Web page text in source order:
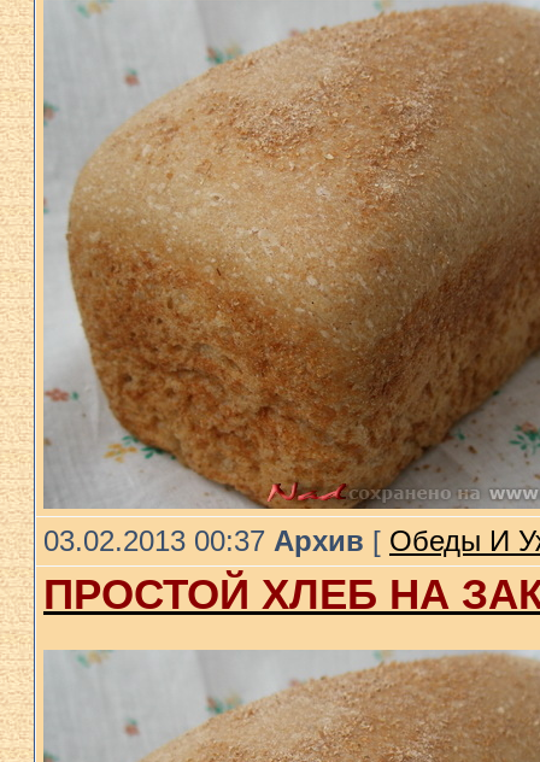
03.02.2013 00:37 Архив [ Обеды И
ПРОСТОЙ ХЛЕБ НА